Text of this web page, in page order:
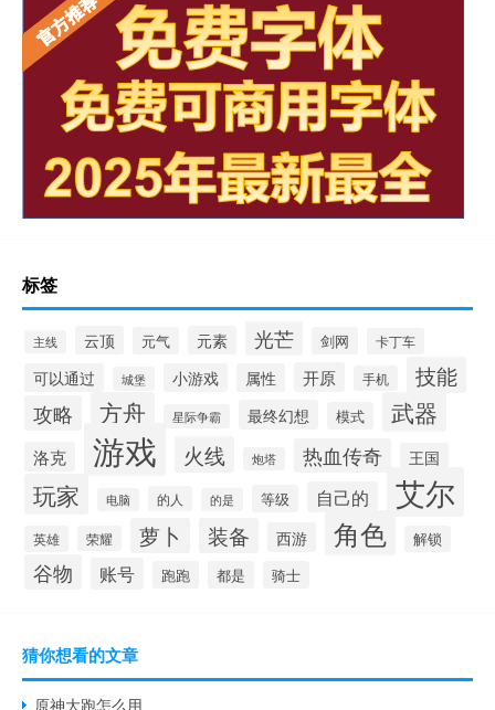
标签
主线 云顶 元气 元素 光芒 剑网 卡丁车
可以通过 城堡 小游戏 属性 开原 手机 技能
攻略 方舟 星际争霸 最终幻想 模式 武器
洛克 游戏 火线 炮塔 热血传奇 王国
玩家 电脑 的人 的是 等级 自己的 艾尔
英雄 荣耀 萝卜 装备 西游 角色 解锁
谷物 账号 跑跑 都是 骑士
猜你想看的文章
原神大跑怎么用